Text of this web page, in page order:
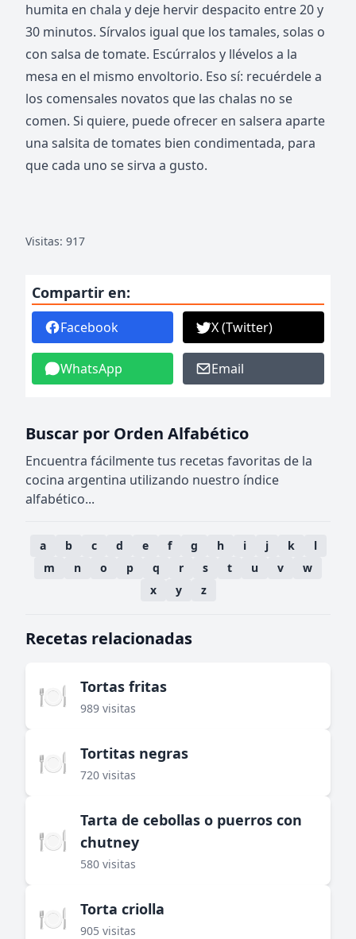
humita en chala y deje hervir despacito entre 20 y
30 minutos. Sírvalos igual que los tamales, solas o
con salsa de tomate. Escúrralos y llévelos a la
mesa en el mismo envoltorio. Eso sí: recuérdele a
los comensales novatos que las chalas no se
comen. Si quiere, puede ofrecer en salsera aparte
una salsita de tomates bien condimentada, para
que cada uno se sirva a gusto.
Visitas: 917
Compartir en:
Facebook X (Twitter)
WhatsApp Email
Buscar por Orden Alfabético
Encuentra fácilmente tus recetas favoritas de la
cocina argentina utilizando nuestro índice
alfabético...
a b c d e f g h i j k
l
m
n o p q r s t u v
w
x
y z
Recetas relacionadas
🍽️ Tortas fritas
989 visitas
🍽️ Tortitas negras
720 visitas
🍽️
Tarta de cebollas o puerros con
chutney
580 visitas
🍽️ Torta criolla
905 visitas